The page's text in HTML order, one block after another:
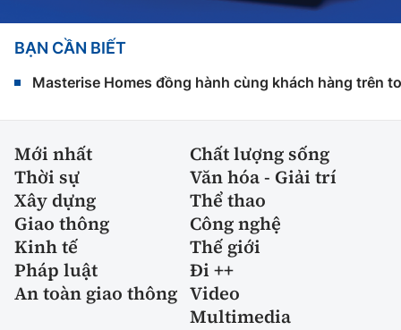
BẠN CẦN BIẾT
Masterise Homes đồng hành cùng khách hàng trên
Mới nhất
Chất lượng sống
Thời sự
Văn hóa - Giải trí
Xây dựng
Thể thao
Giao thông
Công nghệ
Kinh tế
Thế giới
Pháp luật
Đi ++
An toàn giao thông Video
Multimedia